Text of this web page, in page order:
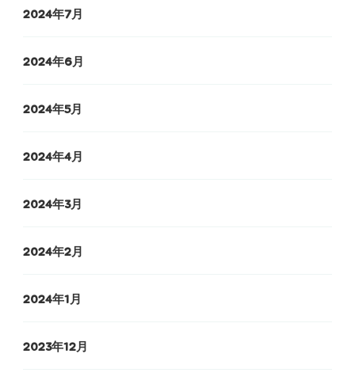
2024年7月
2024年6月
2024年5月
2024年4月
2024年3月
2024年2月
2024年1月
2023年12月